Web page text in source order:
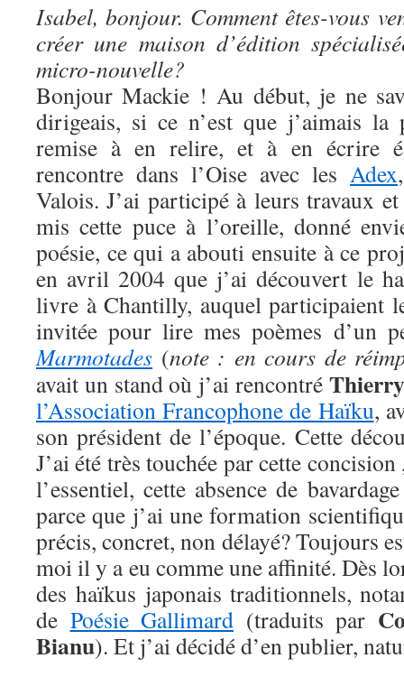
Isabel, bonjour. Comment êtes-vous
créer une maison d’édition
micro-nouvelle?
Bonjour Mackie ! Au début, je ne
dirigeais, si ce n’est que j’aimais la
remise à en relire, et à en écrire
rencontre dans l’Oise avec les Adex
Valois. J’ai participé à leurs travaux
mis cette puce à l’oreille, donné
poésie, ce qui a abouti ensuite à ce
en avril 2004 que j’ai découvert le
livre à Chantilly, auquel participaient
invitée pour lire mes poèmes d’un
Marmotades (note : en cours de
avait un stand où j’ai rencontré
l’Association Francophone de Haïku,
son président de l’époque. Cette
J’ai été très touchée par cette
l’essentiel, cette absence de
parce que j’ai une formation
précis, concret, non délayé? Toujours
moi il y a eu comme une affinité. Dès
des haïkus japonais traditionnels,
de Poésie Gallimard (traduits par
Bianu). Et j’ai décidé d’en publier,